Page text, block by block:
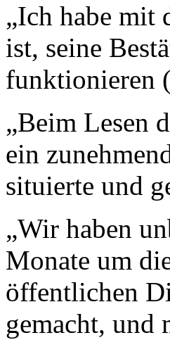
„Ich habe mit
ist, seine
funktionieren
„Beim Lesen
ein
situierte und
„Wir haben
Monate um
öffentlichen
gemacht, und